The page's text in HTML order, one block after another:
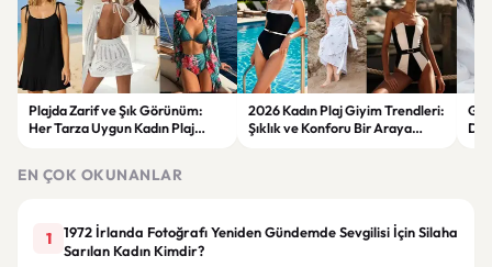
Plajda Zarif ve Şık Görünüm:
Her Tarza Uygun Kadın Plaj
2026 Kadın Plaj Giyim Trendleri:
Şıklık ve Konforu Bir Araya
EN ÇOK OKUNANLAR
1
1972 İrlanda Fotoğrafı Yeniden Gündemde Sevgilisi İçin Silaha
Sarılan Kadın Kimdir?